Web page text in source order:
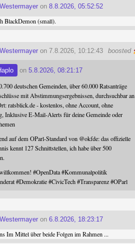
on8.8.2026, 05:52:52
BlackDemon (small).
boosted
on 7.8.2026, 10:12:43
on5.8.2026, 08:21:17
deutschen Gemeinden, über 60.000 Ratsanträge
mit Abstimmungsergebnissen, durchsuchbar an
ratsblick.de - kostenlos, ohne Account, ohne
Inklusive E-Mail-Alerts für deine Gemeinde oder
auf dem OParl-Standard von @okfde: das offizielle
kennt 127 Schnittstellen, ich habe über 500
#OpenData #Kommunalpolitik
#Demokratie #CivicTech #Transparenz #OParl
on6.8.2026, 18:23:17
Im Mittel über beide Folgen im Rahmen ...